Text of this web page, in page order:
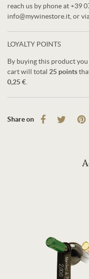
reach us by phone at +39
info@mywinestore.it, or
LOYALTY POINTS
By buying this product
cart will total 25 points
0,25 €
Share on